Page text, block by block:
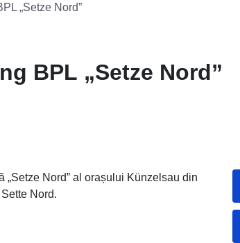
„Setze Nord”
BPL „Setze Nord”
Nord” al orașului Künzelsau din
Nord.